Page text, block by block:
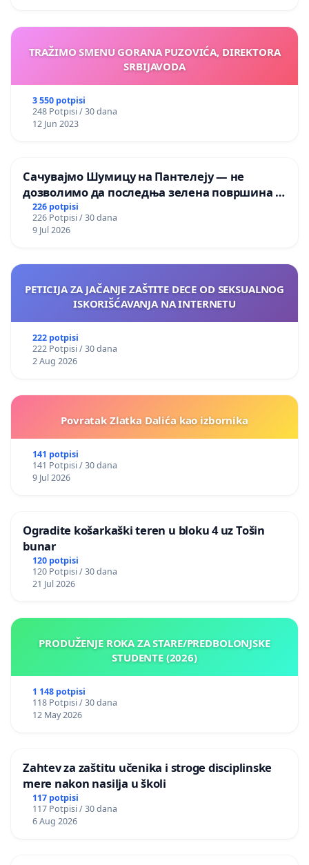
TRAŽIMO SMENU GORANA PUZOVIĆA, DIREKTORA
SRBIJAVODA
3 550 potpisi
248 Potpisi / 30 dana
12 Jun 2023
Сачувајмо Шумицу на Пантелеју — не
дозволимо да последња зелена површина у
Мавровској постане депонија
226 potpisi
226 Potpisi / 30 dana
9 Jul 2026
PETICIJA ZA JAČANJE ZAŠTITE DECE OD SEKSUALNOG
ISKORIŠĆAVANJA NA INTERNETU
222 potpisi
222 Potpisi / 30 dana
2 Aug 2026
Povratak Zlatka Dalića kao izbornika
141 potpisi
141 Potpisi / 30 dana
9 Jul 2026
Ogradite košarkaški teren u bloku 4 uz Tošin
bunar
120 potpisi
120 Potpisi / 30 dana
21 Jul 2026
PRODUŽENJE ROKA ZA STARE/PREDBOLONJSKE
STUDENTE (2026)
1 148 potpisi
118 Potpisi / 30 dana
12 May 2026
Zahtev za zaštitu učenika i stroge disciplinske
mere nakon nasilja u školi
117 potpisi
117 Potpisi / 30 dana
6 Aug 2026